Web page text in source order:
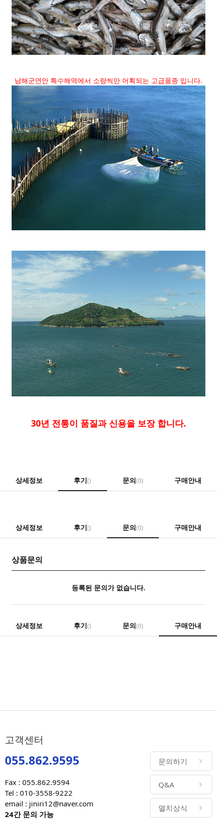
남해군연안 특수해역에서 소량씩만 어획되는 고급품종 입니다.
30년 전통이 품질과 신용을 보장 합니다.
상세정보 후기() 문의(0) 구매안내
상세정보 후기() 문의(0) 구매안내
상품문의
등록된 문의가 없습니다.
상세정보 후기() 문의(0) 구매안내
고객센터
055.862.9595
Fax : 055.862.9594
Tel : 010-3558-9222
email : jiniri12@naver.com
24간 문의 가능
문의하기
Q&A
멸치상식